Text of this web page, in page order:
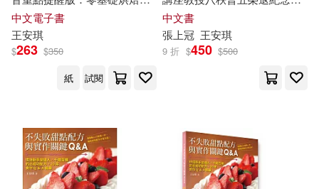
第一堂課：鮮奶油、奶油、雞
蛋、乳酪基本技法與糕點 (電子
書)
中文電子書
王安琪
$263 $350
紙
試閱
集
中文書
張上冠 王安琪
9 折 $450 $500